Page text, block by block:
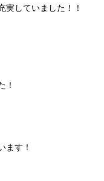
実していました！！
！
ます！